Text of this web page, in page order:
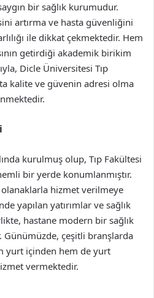
bir sağlık kurumudur.
artırma ve hasta güvenliğini
ile dikkat çekmektedir. Hem
getirdiği akademik birikim
Dicle Üniversitesi Tıp
kalite ve güvenin adresi olma
kurulmuş olup, Tıp Fakültesi
bir yerde konumlanmıştır.
olanaklarla hizmet verilmeye
yapılan yatırımlar ve sağlık
hastane modern bir sağlık
çeşitli branşlarda
yurt içinden hem de yurt
vermektedir.